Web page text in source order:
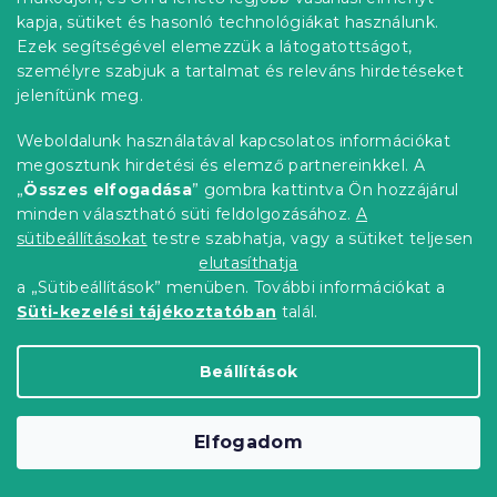
kapja, sütiket és hasonló technológiákat használunk.
Ezek segítségével elemezzük a látogatottságot,
személyre szabjuk a tartalmat és releváns hirdetéseket
jelenítünk meg.
Weboldalunk használatával kapcsolatos információkat
megosztunk hirdetési és elemző partnereinkkel. A
„Összes elfogadása” gombra kattintva Ön hozzájárul
minden választható süti feldolgozásához. A
sütibeállításokat testre szabhatja, vagy a sütiket teljesen
elutasíthatja
a „Sütibeállítások” menüben. További információkat a
Süti-kezelési tájékoztatóban talál.
Beállítások
Elfogadom
4 105 Ft-tól Bővebben
Újdonság
Kedvezménykupon
-15% "MINUSZ15"